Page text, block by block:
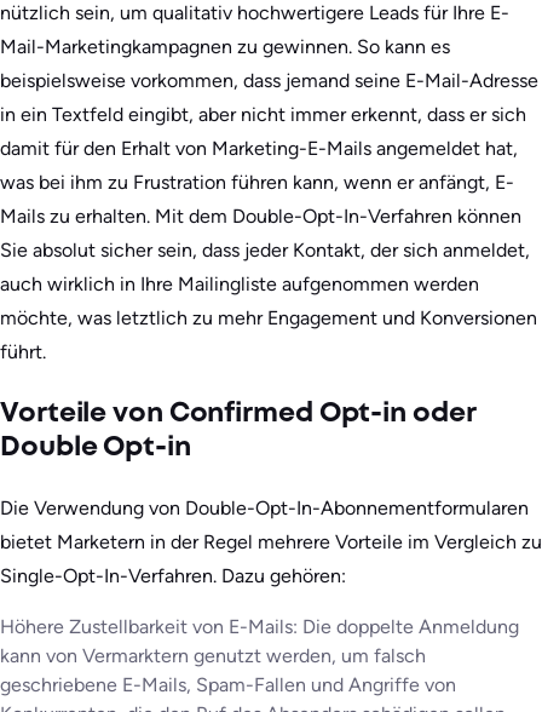
nützlich sein, um qualitativ hochwertigere Leads für Ihre E-
Mail-Marketingkampagnen zu gewinnen. So kann es
beispielsweise vorkommen, dass jemand seine E-Mail-Adresse
in ein Textfeld eingibt, aber nicht immer erkennt, dass er sich
damit für den Erhalt von Marketing-E-Mails angemeldet hat,
was bei ihm zu Frustration führen kann, wenn er anfängt, E-
Mails zu erhalten. Mit dem Double-Opt-In-Verfahren können
Sie absolut sicher sein, dass jeder Kontakt, der sich anmeldet,
auch wirklich in Ihre Mailingliste aufgenommen werden
möchte, was letztlich zu mehr Engagement und Konversionen
führt.
Vorteile von Confirmed Opt-in oder
Double Opt-in
Die Verwendung von Double-Opt-In-Abonnementformularen
bietet Marketern in der Regel mehrere Vorteile im Vergleich zu
Single-Opt-In-Verfahren. Dazu gehören:
Höhere Zustellbarkeit von E-Mails: Die doppelte Anmeldung
kann von Vermarktern genutzt werden, um falsch
geschriebene E-Mails, Spam-Fallen und Angriffe von